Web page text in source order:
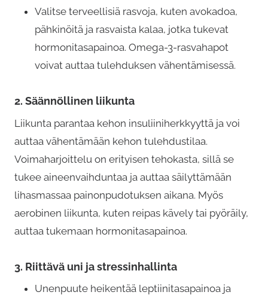
s
e
a
m
m
u
u
n
n
e
l
a
.
Valitse terveellisiä rasvoja, kuten avokadoa,
pähkinöitä ja rasvaista kalaa, jotka tukevat
hormonitasapainoa. Omega-3-rasvahapot
voivat auttaa tulehduksen vähentämisessä.
2. Säännöllinen liikunta
Liikunta parantaa kehon insuliiniherkkyyttä ja voi
auttaa vähentämään kehon tulehdustilaa.
Voimaharjoittelu on erityisen tehokasta, sillä se
tukee aineenvaihduntaa ja auttaa säilyttämään
lihasmassaa painonpudotuksen aikana. Myös
aerobinen liikunta, kuten reipas kävely tai pyöräily,
auttaa tukemaan hormonitasapainoa.
3. Riittävä uni ja stressinhallinta
Unenpuute heikentää leptiinitasapainoa ja